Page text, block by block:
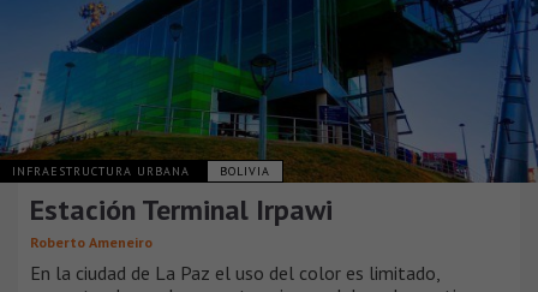
INFRAESTRUCTURA URBANA BOLIVIA
Estación Terminal Irpawi
Roberto Ameneiro
En la ciudad de La Paz el uso del color es limitado,